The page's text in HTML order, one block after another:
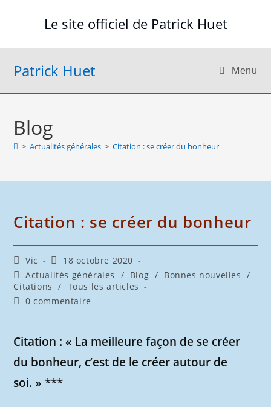
Le site officiel de Patrick Huet
Patrick Huet Menu
Blog
> Actualités générales > Citation : se créer du bonheur
Citation : se créer du bonheur
Auteur/autrice
de
la
publication :
Vic
Publication
publiée :
18 octobre 2020
Post
category:
Actualités générales / Blog / Bonnes nouvelles /
Citations
/ Tous les articles
Commentaires
la
publication :
0 commentaire
Citation : « La meilleure façon de se créer
du bonheur, c’est de le créer autour de
soi. » ***